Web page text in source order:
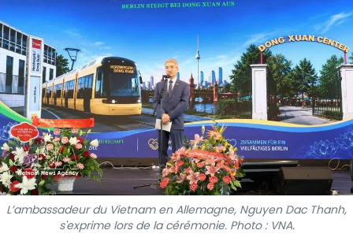
PAYS NATAL
INTERNATIONAL
MÉGASTORIE
INFOGRAPHIE
PHOTO
VIDÉO
L’ambassadeur du Vietnam en Allemagne, Nguyen Dac Thanh,
s'exprime lors de la cérémonie. Photo : VNA.